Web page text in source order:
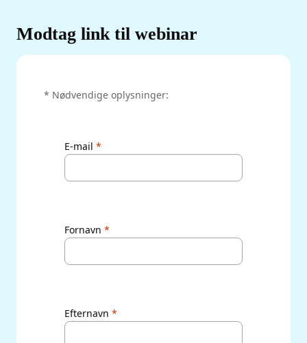
Modtag link til webinar
‌* Nødvendige oplysninger:
E-mail
Fornavn
Efternavn